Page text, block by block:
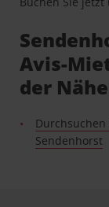
Avis-
der Nähe
Sendenhorst